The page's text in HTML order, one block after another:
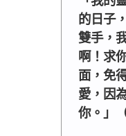
的日子
雙手，
啊！求
面，免
愛，因
你。」